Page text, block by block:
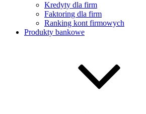
Kredyty dla firm
Faktoring dla firm
Ranking kont firmowych
Produkty bankowe